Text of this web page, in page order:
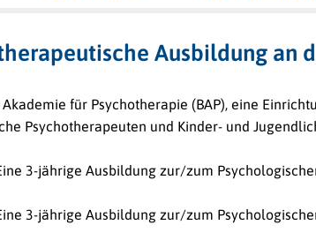
Ausbildung an
für Psychotherapie (BAP), eine
Psychotherapeuten und Kinder- und
3-jährige Ausbildung zur/zum
3-jährige Ausbildung zur/zum